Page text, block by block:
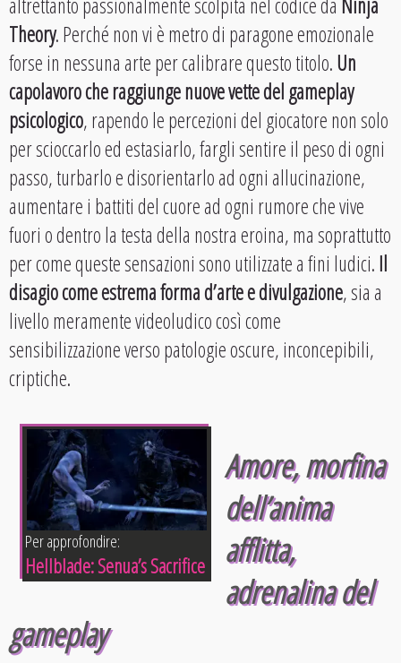
Theory. Perché non vi è metro di paragone emozionale
forse in nessuna arte per calibrare questo titolo.Un
capolavoro che raggiunge nuove vette del gameplay
psicologico, rapendo le percezioni del giocatore non solo
per scioccarlo ed estasiarlo, fargli sentire il peso di ogni
passo, turbarlo e disorientarlo ad ogni allucinazione,
aumentare i battiti del cuore ad ogni rumore che vive
fuori o dentro la testa della nostra eroina, ma soprattutto
per come queste sensazioni sono utilizzate a fini ludici.Il
disagio come estrema forma d’arte e divulgazione, sia a
livello meramente videoludico così come
sensibilizzazione verso patologie oscure, inconcepibili,
criptiche.
Per approfondire:
Hellblade: Senua’s Sacrifice
Amore, morfina
dell’anima
afflitta,
adrenalina del
gameplay